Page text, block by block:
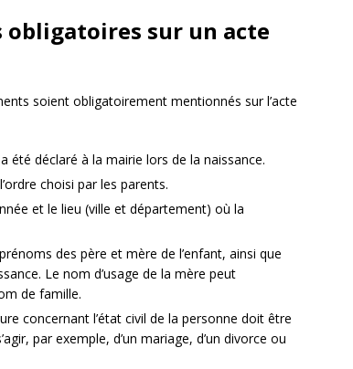
sur un acte
soient obligatoirement mentionnés sur l’acte
été déclaré à la mairie lors de la naissance.
choisi par les parents.
et le lieu (ville et département) où la
des père et mère de l’enfant, ainsi que
Le nom d’usage de la mère peut
de famille.
concernant l’état civil de la personne doit être
par exemple, d’un mariage, d’un divorce ou